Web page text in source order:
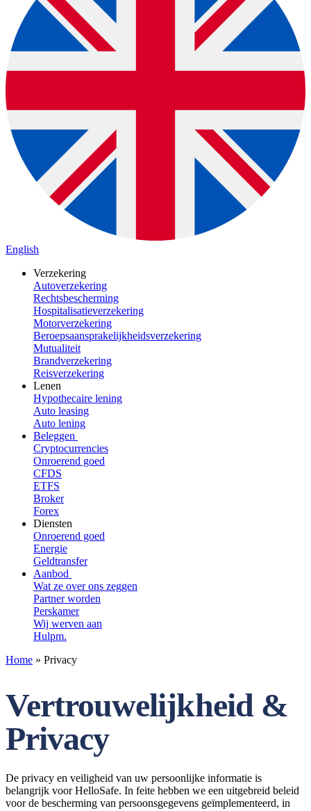
English
Verzekering
Autoverzekering
Rechtsbescherming
Hospitalisatieverzekering
Motorverzekering
Beroepsaansprakelijkheidsverzekering
Mutualiteit
Brandverzekering
Reisverzekering
Lenen
Hypothecaire lening
Auto leasing
Auto lening
Beleggen
Cryptocurrencies
Onroerend goed
CFDS
ETFS
Broker
Forex
Diensten
Onroerend goed
Energie
Geldtransfer
Aanbod
Wat ze over ons zeggen
Partner worden
Perskamer
Wij werven aan
Hulpm.
Home » Privacy
Vertrouwelijkheid &
Privacy
De privacy en veiligheid van uw persoonlijke informatie is
belangrijk voor HelloSafe. In feite hebben we een uitgebreid beleid
voor de bescherming van persoonsgegevens geïmplementeerd, in